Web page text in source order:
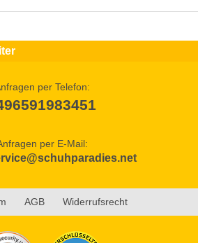
per Telefon:
per E-Mail:
AGB Widerrufsrecht